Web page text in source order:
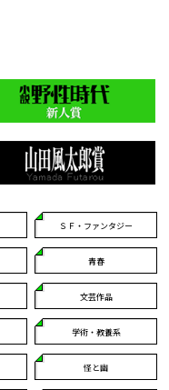
ＳＦ・ファンタジー
青春
文芸作品
学術・教養系
怪と幽